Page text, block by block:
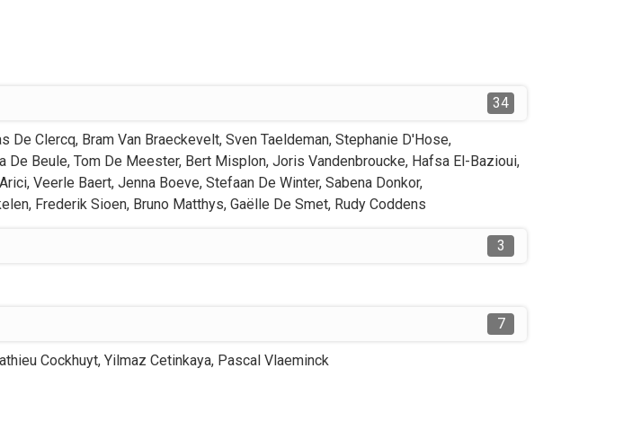
34
De Clercq, Bram Van Braeckevelt, Sven Taeldeman, Stephanie D'Hose,
De Beule, Tom De Meester, Bert Misplon, Joris Vandenbroucke, Hafsa El-Bazioui,
Arici, Veerle Baert, Jenna Boeve, Stefaan De Winter, Sabena Donkor,
, Frederik Sioen, Bruno Matthys, Gaëlle De Smet, Rudy Coddens
3
7
Cockhuyt, Yilmaz Cetinkaya, Pascal Vlaeminck